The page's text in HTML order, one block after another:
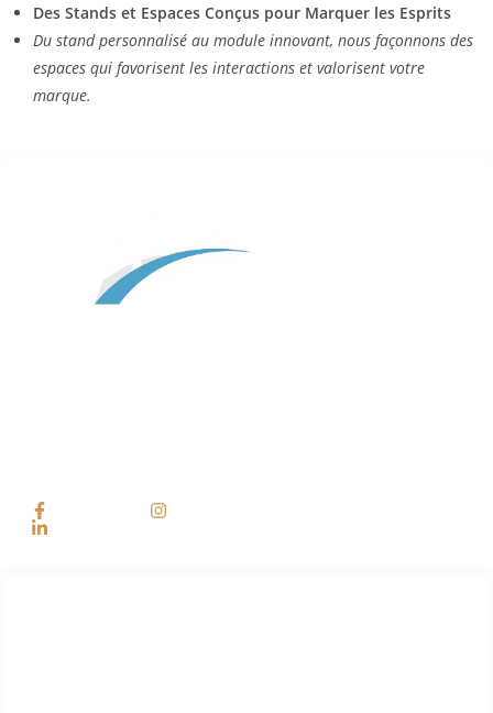
Des Stands et Espaces Conçus pour Marquer les Esprits
Du stand personnalisé au module innovant, nous façonnons des
espaces qui favorisent les interactions et valorisent votre
marque.